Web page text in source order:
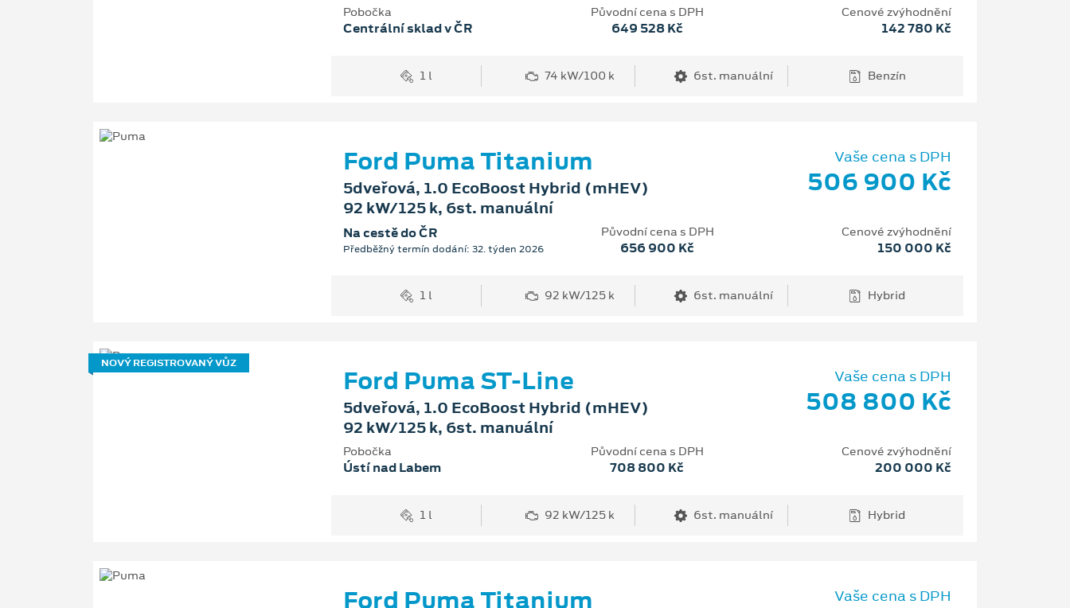
Pobočka
Centrální sklad v ČR
Původní cena s DPH
649 528 Kč
Cenové zvýhodnění
142 780 Kč
1 l 74 kW/100 k 6st. manuální Benzín
Ford Puma Titanium
5dveřová, 1.0 EcoBoost Hybrid (mHEV)
92 kW/125 k, 6st. manuální
Vaše cena s DPH
506 900 Kč
Na cestě do ČR
Předběžný termín dodání: 32. týden 2026
Původní cena s DPH
656 900 Kč
Cenové zvýhodnění
150 000 Kč
1 l 92 kW/125 k 6st. manuální Hybrid
NOVÝ REGISTROVANÝ VŮZ
Ford Puma ST-Line
5dveřová, 1.0 EcoBoost Hybrid (mHEV)
92 kW/125 k, 6st. manuální
Vaše cena s DPH
508 800 Kč
Pobočka
Ústí nad Labem
Původní cena s DPH
708 800 Kč
Cenové zvýhodnění
200 000 Kč
1 l 92 kW/125 k 6st. manuální Hybrid
Ford Puma Titanium Vaše cena s DPH